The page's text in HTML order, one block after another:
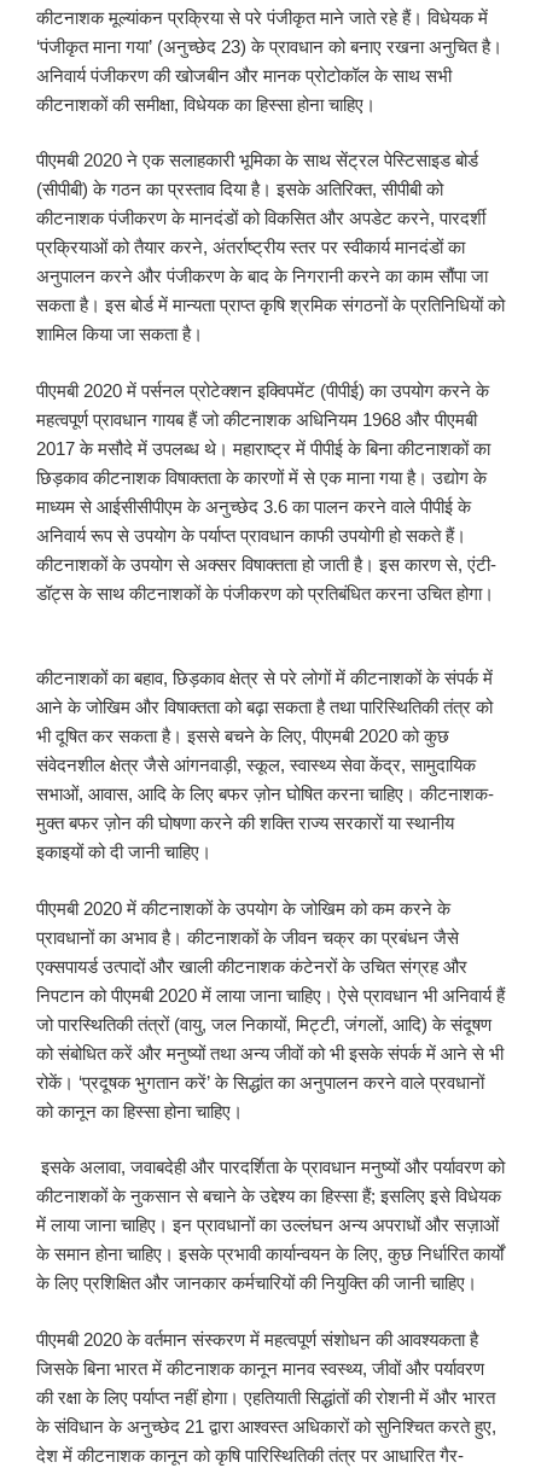
कीटनाशक मूल्यांकन प्रक्रिया से परे पंजीकृत माने जाते रहे हैं। विधेयक में
‘पंजीकृत माना गया’ (अनुच्छेद 23) के प्रावधान को बनाए रखना अनुचित है।
अनिवार्य पंजीकरण की खोजबीन और मानक प्रोटोकॉल के साथ सभी
कीटनाशकों की समीक्षा, विधेयक का हिस्सा होना चाहिए।
पीएमबी 2020 ने एक सलाहकारी भूमिका के साथ सेंट्रल पेस्टिसाइड बोर्ड
(सीपीबी) के गठन का प्रस्ताव दिया है। इसके अतिरिक्त, सीपीबी को
कीटनाशक पंजीकरण के मानदंडों को विकसित और अपडेट करने, पारदर्शी
प्रक्रियाओं को तैयार करने, अंतर्राष्ट्रीय स्तर पर स्वीकार्य मानदंडों का
अनुपालन करने और पंजीकरण के बाद के निगरानी करने का काम सौंपा जा
सकता है। इस बोर्ड में मान्यता प्राप्त कृषि श्रमिक संगठनों के प्रतिनिधियों को
शामिल किया जा सकता है।
पीएमबी 2020 में पर्सनल प्रोटेक्शन इक्विपमेंट (पीपीई) का उपयोग करने के
महत्वपूर्ण प्रावधान गायब हैं जो कीटनाशक अधिनियम 1968 और पीएमबी
2017 के मसौदे में उपलब्ध थे। महाराष्ट्र में पीपीई के बिना कीटनाशकों का
छिड़काव कीटनाशक विषाक्तता के कारणों में से एक माना गया है। उद्योग के
माध्यम से आईसीसीपीएम के अनुच्छेद 3.6 का पालन करने वाले पीपीई के
अनिवार्य रूप से उपयोग के पर्याप्त प्रावधान काफी उपयोगी हो सकते हैं।
कीटनाशकों के उपयोग से अक्सर विषाक्तता हो जाती है। इस कारण से, एंटी-
डॉट्स के साथ कीटनाशकों के पंजीकरण को प्रतिबंधित करना उचित होगा।
कीटनाशकों का बहाव, छिड़काव क्षेत्र से परे लोगों में कीटनाशकों के संपर्क में
आने के जोखिम और विषाक्तता को बढ़ा सकता है तथा पारिस्थितिकी तंत्र को
भी दूषित कर सकता है। इससे बचने के लिए, पीएमबी 2020 को कुछ
संवेदनशील क्षेत्र जैसे आंगनवाड़ी, स्कूल, स्वास्थ्य सेवा केंद्र, सामुदायिक
सभाओं, आवास, आदि के लिए बफर ज़ोन घोषित करना चाहिए। कीटनाशक-
मुक्त बफर ज़ोन की घोषणा करने की शक्ति राज्य सरकारों या स्थानीय
इकाइयों को दी जानी चाहिए।
पीएमबी 2020 में कीटनाशकों के उपयोग के जोखिम को कम करने के
प्रावधानों का अभाव है। कीटनाशकों के जीवन चक्र का प्रबंधन जैसे
एक्सपायर्ड उत्पादों और खाली कीटनाशक कंटेनरों के उचित संग्रह और
निपटान को पीएमबी 2020 में लाया जाना चाहिए। ऐसे प्रावधान भी अनिवार्य हैं
जो पारस्थितिकी तंत्रों (वायु, जल निकायों, मिट्टी, जंगलों, आदि) के संदूषण
को संबोधित करें और मनुष्यों तथा अन्य जीवों को भी इसके संपर्क में आने से भी
रोकें। ‘प्रदूषक भुगतान करें’ के सिद्धांत का अनुपालन करने वाले प्रवधानों
को कानून का हिस्सा होना चाहिए।
इसके अलावा, जवाबदेही और पारदर्शिता के प्रावधान मनुष्यों और पर्यावरण को
कीटनाशकों के नुकसान से बचाने के उद्देश्य का हिस्सा हैं; इसलिए इसे विधेयक
में लाया जाना चाहिए। इन प्रावधानों का उल्लंघन अन्य अपराधों और सज़ाओं
के समान होना चाहिए। इसके प्रभावी कार्यान्वयन के लिए, कुछ निर्धारित कार्यों
के लिए प्रशिक्षित और जानकार कर्मचारियों की नियुक्ति की जानी चाहिए।
पीएमबी 2020 के वर्तमान संस्करण में महत्वपूर्ण संशोधन की आवश्यकता है
जिसके बिना भारत में कीटनाशक कानून मानव स्वस्थ्य, जीवों और पर्यावरण
की रक्षा के लिए पर्याप्त नहीं होगा। एहतियाती सिद्धांतों की रोशनी में और भारत
के संविधान के अनुच्छेद 21 द्वारा आश्वस्त अधिकारों को सुनिश्चित करते हुए,
देश में कीटनाशक कानून को कृषि पारिस्थितिकी तंत्र पर आधारित गैर-